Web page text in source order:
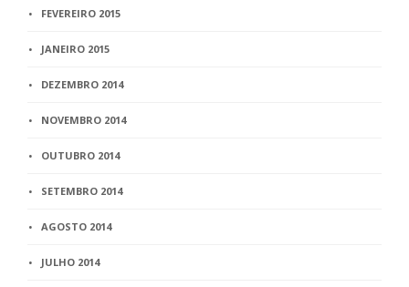
FEVEREIRO 2015
JANEIRO 2015
DEZEMBRO 2014
NOVEMBRO 2014
OUTUBRO 2014
SETEMBRO 2014
AGOSTO 2014
JULHO 2014